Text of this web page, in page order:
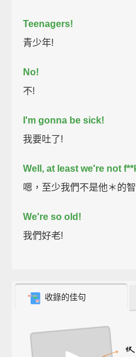
Teenagers!
青少年!
No!
不!
I'm gonna be sick!
我要吐了!
Well, at least we're not
嗯，至少我們不是他＊的智
We're so old!
我們好老!
收錄的佳句